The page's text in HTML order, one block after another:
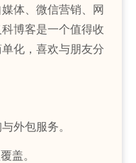
体、微信营销、网
博客是一个值得收
化，喜欢与朋友分
外包服务。
盖。